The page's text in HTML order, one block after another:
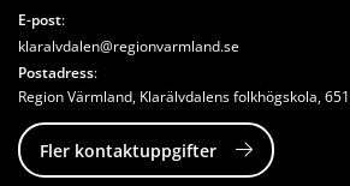
E-post:
klaralvdalen@regionvarmland.se
Postadress:
Region Värmland, Klarälvdalens folkhögskola,
Fler kontaktuppgifter